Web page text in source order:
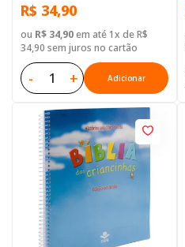
R$ 34,90
ou R$ 34,90em até 1x de R$
34,90 sem juros no cartão
- + Adicionar